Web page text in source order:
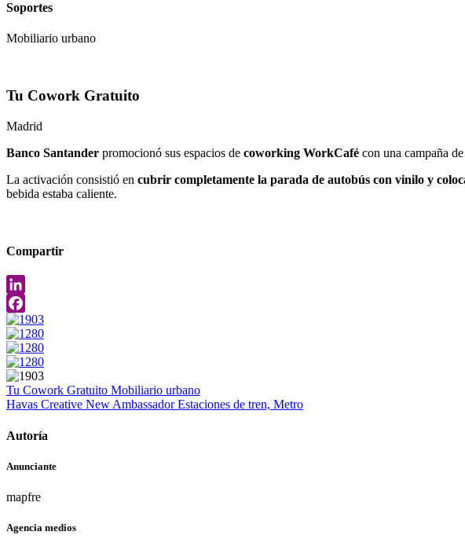
Soportes
Mobiliario urbano
Tu Cowork Gratuito
Madrid
Banco Santander promocionó sus espacios de coworking WorkCafé con una campaña
La activación consistió en cubrir completamente la parada de autobús con vinilo y
bebida estaba caliente.
Compartir
LinkedIn
Facebook
Tu Cowork Gratuito Mobiliario urbano
Havas Creative New Ambassador Estaciones de tren, Metro
Autoría
Anunciante
mapfre
Agencia medios